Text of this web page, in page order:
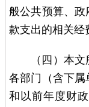
般公共预算、
款支出的相关经
（四）本
各部门（含下
和以前年度财